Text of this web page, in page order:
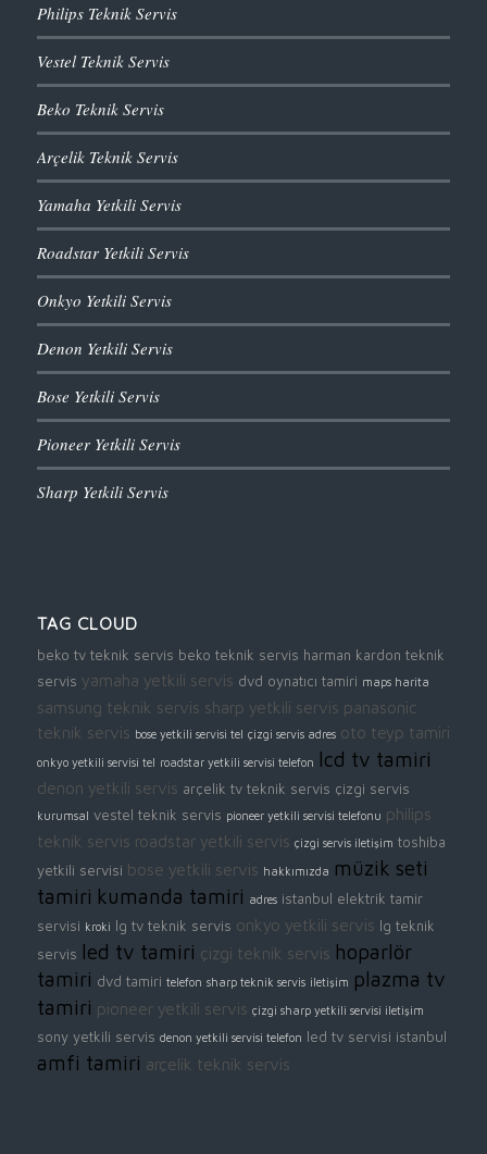
Philips Teknik Servis
Vestel Teknik Servis
Beko Teknik Servis
Arçelik Teknik Servis
Yamaha Yetkili Servis
Roadstar Yetkili Servis
Onkyo Yetkili Servis
Denon Yetkili Servis
Bose Yetkili Servis
Pioneer Yetkili Servis
Sharp Yetkili Servis
TAG CLOUD
beko tv teknik servis beko teknik servis harman kardon teknik
servis yamaha yetkili servis dvd oynatıcı tamiri maps harita
samsung teknik servis sharp yetkili servis panasonic
teknik servis bose yetkili servisi tel çizgi servis adres oto teyp tamiri
onkyo yetkili servisi tel roadstar yetkili servisi telefon lcd tv tamiri
denon yetkili servis arçelik tv teknik servis çizgi servis
kurumsal vestel teknik servis pioneer yetkili servisi telefonu philips
teknik servis roadstar yetkili servis çizgi servis iletişim toshiba
yetkili servisi bose yetkili servis hakkımızda müzik seti
tamiri kumanda tamiri adres istanbul elektrik tamir
servisi kroki lg tv teknik servis onkyo yetkili servis lg teknik
servis led tv tamiri çizgi teknik servis hoparlör
tamiri dvd tamiri telefon sharp teknik servis iletişim plazma tv
tamiri pioneer yetkili servis çizgi sharp yetkili servisi iletişim
sony yetkili servis denon yetkili servisi telefon led tv servisi istanbul
amfi tamiri arçelik teknik servis